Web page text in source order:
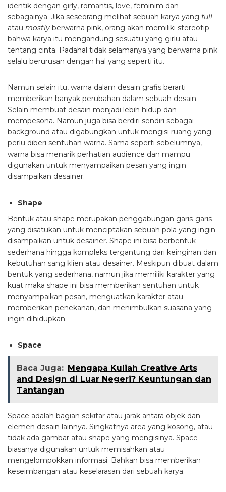
identik dengan girly, romantis, love, feminim dan
sebagainya. Jika seseorang melihat sebuah karya yang full
atau mostly berwarna pink, orang akan memiliki stereotip
bahwa karya itu mengandung sesuatu yang girlu atau
tentang cinta. Padahal tidak selamanya yang berwarna pink
selalu berurusan dengan hal yang seperti itu.
Namun selain itu, warna dalam desain grafis berarti
memberikan banyak perubahan dalam sebuah desain.
Selain membuat desain menjadi lebih hidup dan
mempesona. Namun juga bisa berdiri sendiri sebagai
background atau digabungkan untuk mengisi ruang yang
perlu diberi sentuhan warna. Sama seperti sebelumnya,
warna bisa menarik perhatian audience dan mampu
digunakan untuk menyampaikan pesan yang ingin
disampaikan desainer.
Shape
Bentuk atau shape merupakan penggabungan garis-garis
yang disatukan untuk menciptakan sebuah pola yang ingin
disampaikan untuk desainer. Shape ini bisa berbentuk
sederhana hingga kompleks tergantung dari keinginan dan
kebutuhan sang klien atau desainer. Meskipun dibuat dalam
bentuk yang sederhana, namun jika memiliki karakter yang
kuat maka shape ini bisa memberikan sentuhan untuk
menyampaikan pesan, menguatkan karakter atau
memberikan penekanan, dan menimbulkan suasana yang
ingin dihidupkan.
Space
Baca Juga: Mengapa Kuliah Creative Arts
and Design di Luar Negeri? Keuntungan dan
Tantangan
Space adalah bagian sekitar atau jarak antara objek dan
elemen desain lainnya. Singkatnya area yang kosong, atau
tidak ada gambar atau shape yang mengisinya. Space
biasanya digunakan untuk memisahkan atau
mengelompokkan informasi. Bahkan bisa memberikan
keseimbangan atau keselarasan dari sebuah karya.